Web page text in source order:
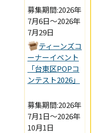
募集期間:2026年
7月6日～2026年
7月29日
ティーンズコ
ーナーイベント
「台東区POPコ
ンテスト2026」
募集期間:2026年
7月1日～2026年
10月1日